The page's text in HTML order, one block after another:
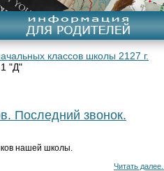
классов школы 2127 г.
"Д"
Последний звонок.
нашей школы.
Читать далее...